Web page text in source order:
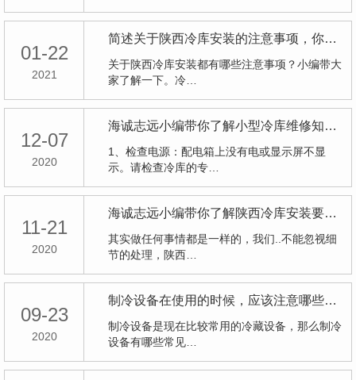
01-22
2021
简述关于陕西冷库安装的注意事项，你知道多少
关于陕西冷库安装都有哪些注意事项？小编带大
家了解一下。冷…
12-07
2020
海诚志远小编带你了解小型冷库维修知识大全
1、检查电源：配电箱上没有电或显示屏不显
示。请检查冷库的专…
11-21
2020
海诚志远小编带你了解陕西冷库安装要注意的细节问题
其实做任何事情都是一样的，我们..不能忽视细
节的处理，陕西…
09-23
2020
制冷设备在使用的时候，应该注意哪些方法呢？
制冷设备是现在比较常用的冷藏设备，那么制冷
设备有哪些常见…